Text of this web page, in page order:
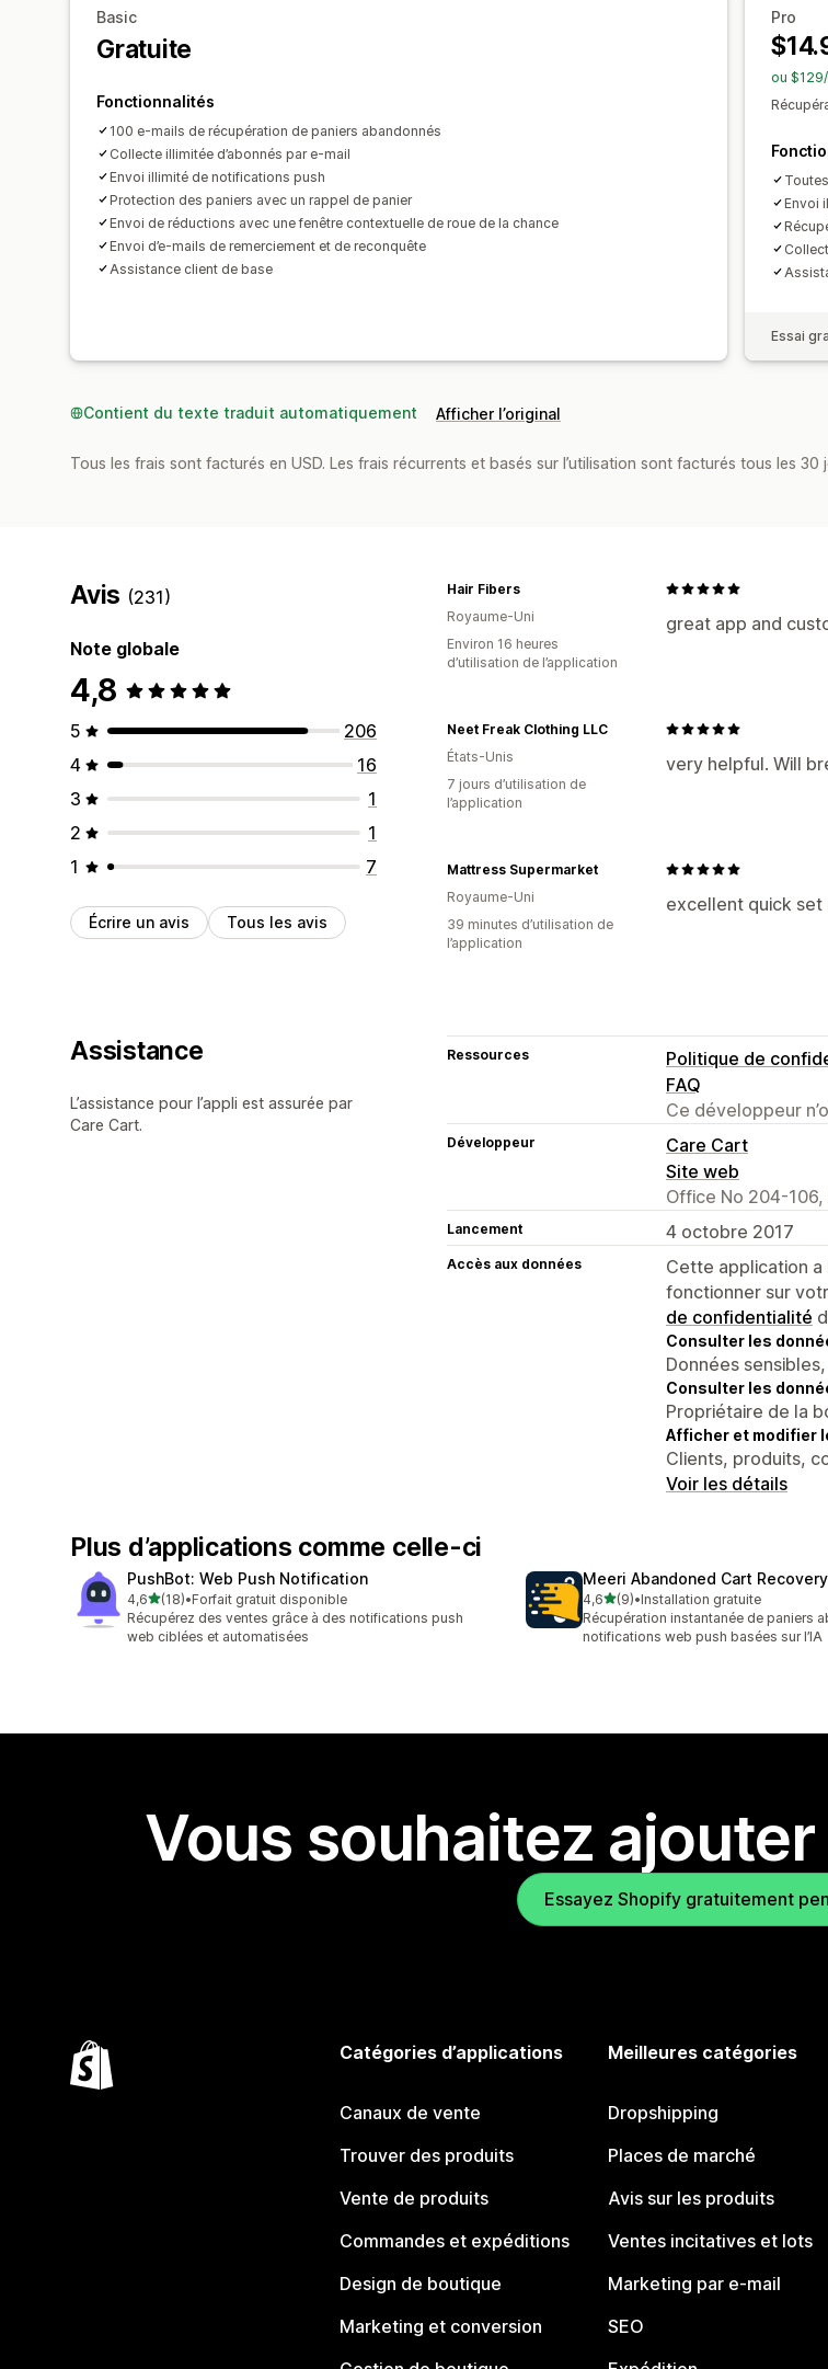
Basic
Gratuite
Fonctionnalités
100 e-mails de récupération de paniers abandonnés
Collecte illimitée d’abonnés par e-mail
Envoi illimité de notifications push
Protection des paniers avec un rappel de panier
Envoi de réductions avec une fenêtre contextuelle de roue de la chance
Envoi d’e-mails de remerciement et de reconquête
Assistance client de base
Pro
ou
Envoi
Essai
Contient du texte traduit automatiquement Afficher l’original
Tous les frais sont facturés en USD. Les frais récurrents et basés sur l’utilisation sont facturés tous les 30
Avis (231)
Note globale
4,8
5
206
4
16
3
1
2
1
1
7
Écrire un avis Tous les avis
great app and
Hair Fibers
Royaume-Uni
Environ 16 heures
d’utilisation de l’application
very helpful. Will
Neet Freak Clothing LLC
États-Unis
7 jours d’utilisation de
l’application
excellent quick set
Mattress Supermarket
Royaume-Uni
39 minutes d’utilisation de
l’application
Assistance
L’assistance pour l’appli est assurée par
Care Cart.
Ressources
Politique de
FAQ
Ce développeur
Développeur
Care Cart
Site web
Office No 204-106,
Lancement 4 octobre 2017
Accès aux données
Cette application a
fonctionner sur
de confidentialité
Consulter les
Données
Consulter les
Propriétaire de la
Afficher et modifier
Clients, produits,
Voir les détails
Plus d’applications comme celle-ci
PushBot: Web Push Notification
4,6étoile(s) sur 5
(18)
18 avis au total
•Forfait gratuit disponible
Récupérez des ventes grâce à des notifications push
web ciblées et automatisées
Meeri Abandoned Cart Recovery
4,6étoile(s) sur 5
(9)
9 avis au total
•Installation gratuite
Récupération instantanée de paniers
notifications web push basées sur l’IA
Vous souhaitez
Essayez Shopify gratuitement
Catégories d’applications
Canaux de vente
Trouver des produits
Vente de produits
Commandes et expéditions
Design de boutique
Marketing et conversion
Meilleures catégories
Dropshipping
Places de marché
Avis sur les produits
Ventes incitatives et lots
Marketing par e-mail
SEO